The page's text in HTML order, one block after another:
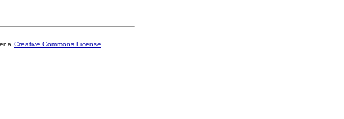
a Creative Commons License